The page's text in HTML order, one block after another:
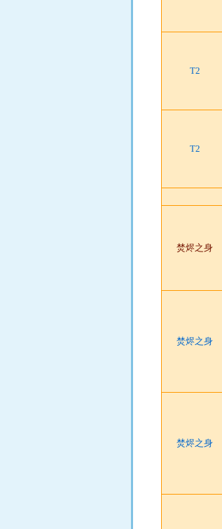
T2
T2
焚烬之身
焚烬之身
焚烬之身